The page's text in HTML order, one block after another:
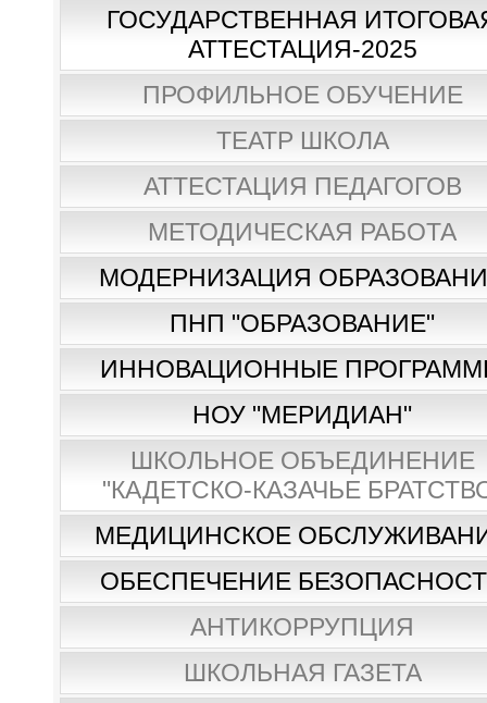
ГОСУДАРСТВЕННАЯ
АТТЕСТАЦИЯ-2025
ПРОФИЛЬНОЕ ОБУЧЕНИЕ
ТЕАТР ШКОЛА
АТТЕСТАЦИЯ ПЕДАГОГОВ
МЕТОДИЧЕСКАЯ РАБОТА
МОДЕРНИЗАЦИЯ
ПНП "ОБРАЗОВАНИЕ"
ИННОВАЦИОННЫЕ
НОУ "МЕРИДИАН"
ШКОЛЬНОЕ ОБЪЕДИНЕНИЕ
"КАДЕТСКО-КАЗАЧЬЕ
МЕДИЦИНСКОЕ
ОБЕСПЕЧЕНИЕ
АНТИКОРРУПЦИЯ
ШКОЛЬНАЯ ГАЗЕТА